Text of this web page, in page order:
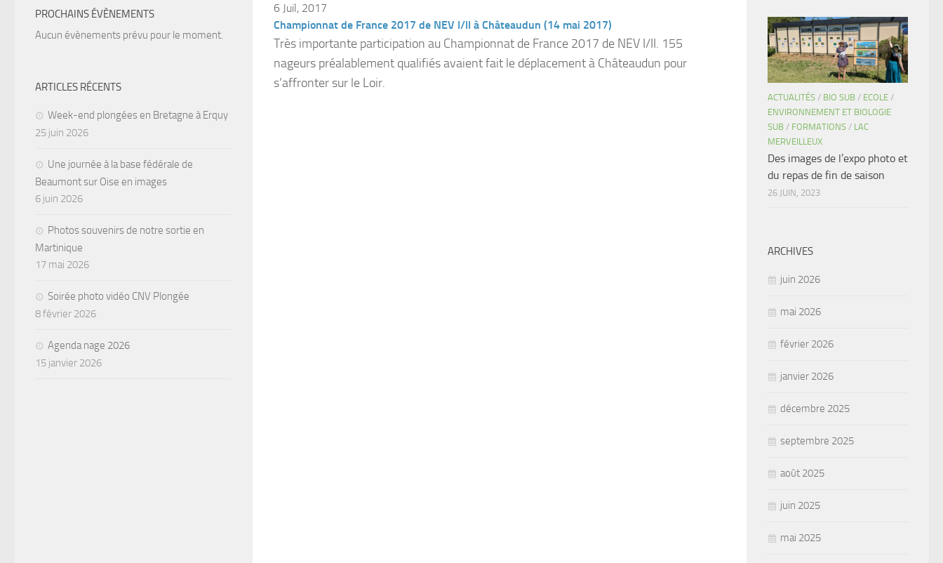
6 Juil, 2017
Championnat de France 2017 de NEV I/II à Châteaudun (14 mai 2017)
Très importante participation au Championnat de France 2017 de NEV I/II. 155
nageurs préalablement qualifiés avaient fait le déplacement à Châteaudun pour
s’affronter sur le Loir.
PROCHAINS ÉVÈNEMENTS
Aucun évènements prévu pour le moment.
ARTICLES RÉCENTS
Week-end plongées en Bretagne à Erquy
25 juin 2026
Une journée à la base fédérale de
Beaumont sur Oise en images
6 juin 2026
Photos souvenirs de notre sortie en
Martinique
17 mai 2026
Soirée photo vidéo CNV Plongée
8 février 2026
Agenda nage 2026
15 janvier 2026
ACTUALITÉS / BIO SUB / ECOLE /
ENVIRONNEMENT ET BIOLOGIE
SUB / FORMATIONS / LAC
MERVEILLEUX
Des images de l’expo photo et
du repas de fin de saison
26 JUIN, 2023
ARCHIVES
juin 2026
mai 2026
février 2026
janvier 2026
décembre 2025
septembre 2025
août 2025
juin 2025
mai 2025